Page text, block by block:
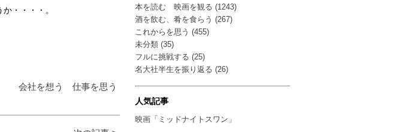
本を読む 映画を観る (1243)
酒を飲む、肴を食らう (267)
これからを思う (455)
未分類 (35)
フルに挑戦する (25)
名大社半生を振り返る (26)
人気記事
映画「ミッドナイトスワン」
・・・・。
会社を想う 仕事を思う